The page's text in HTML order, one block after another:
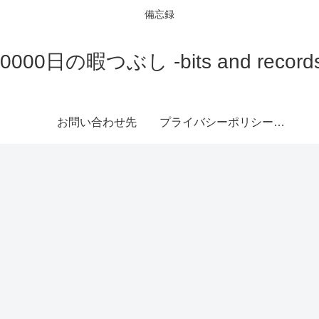
備忘録
日の暇つぶし -bits and
お問い合わせ先 プライバシーポリシー、免責事項